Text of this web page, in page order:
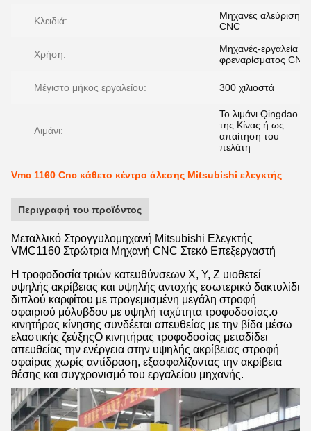
Κλειδιά:
Μηχανές αλεύρισης
CNC
Χρήση:
Μηχανές-εργαλεία
φρεναρίσματος CNC
Μέγιστο μήκος εργαλείου: 300 χιλιοστά
Λιμάνι:
Το λιμάνι Qingdao
της Κίνας ή ως
απαίτηση του
πελάτη
Vmc 1160 Cnc κάθετο κέντρο άλεσης Mitsubishi ελεγκτής
Περιγραφή του προϊόντος
Μεταλλικό Στρογγυλομηχανή Mitsubishi Ελεγκτής
VMC1160 Στρώτρια Μηχανή CNC Στεκό Επεξεργαστή
Η τροφοδοσία τριών κατευθύνσεων X, Y, Z υιοθετεί
υψηλής ακρίβειας και υψηλής αντοχής εσωτερικό δακτυλίδι
διπλού καρφίτου με προγεμισμένη μεγάλη στροφή
σφαιριού μόλυβδου με υψηλή ταχύτητα τροφοδοσίας.ο
κινητήρας κίνησης συνδέεται απευθείας με την βίδα μέσω
ελαστικής ζεύξηςΟ κινητήρας τροφοδοσίας μεταδίδει
απευθείας την ενέργεια στην υψηλής ακρίβειας στροφή
σφαίρας χωρίς αντίδραση, εξασφαλίζοντας την ακρίβεια
θέσης και συγχρονισμό του εργαλείου μηχανής.